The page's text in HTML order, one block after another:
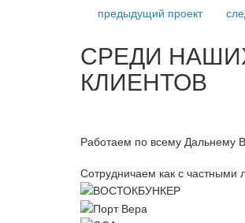
предыдущий проект
СРЕДИ
КЛИЕНТОВ
Работаем по всему Дальнему
Сотрудничаем как с